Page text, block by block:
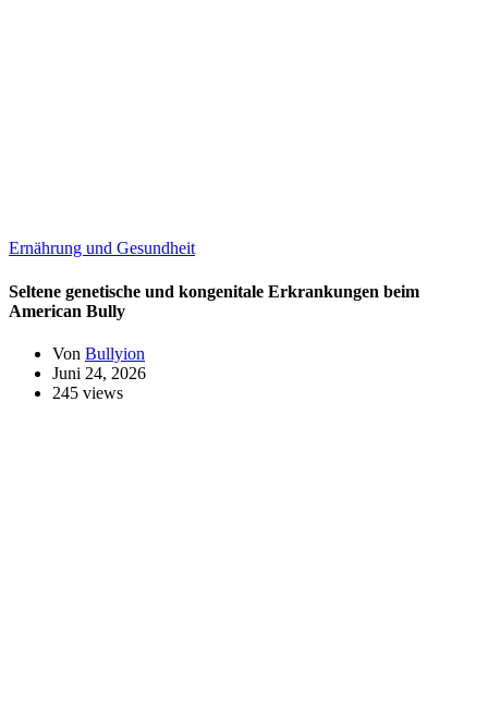
Ernährung und Gesundheit
Seltene genetische und kongenitale Erkrankungen beim
American Bully
Von Bullyion
Juni 24, 2026
245 views